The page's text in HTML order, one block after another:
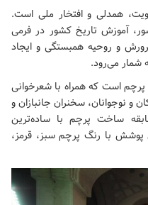
همدلی و افتخار ملی است.
آموزش تاریخ کشور در فرمی
و روحیه همبستگی و ایجاد
شمار می‌رود.
است که همراه با شعرخوانی
و نوجوانان، سخنران جانبازان و
ساخت پرچم با ساده‌ترین
پوشش با رنگ پرچم سبز، قرمز،